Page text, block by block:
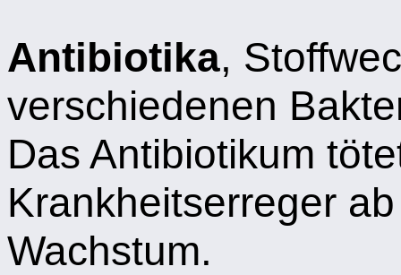
Antibiotika,
verschiedenen
Das Antibiotikum
Krankheitserreger
Wachstum.